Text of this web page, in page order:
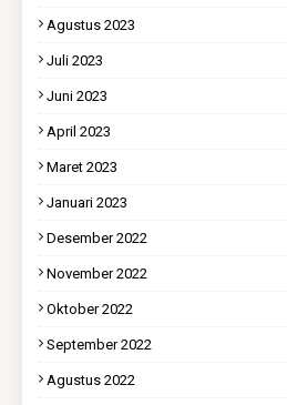
Agustus 2023
Juli 2023
Juni 2023
April 2023
Maret 2023
Januari 2023
Desember 2022
November 2022
Oktober 2022
September 2022
Agustus 2022